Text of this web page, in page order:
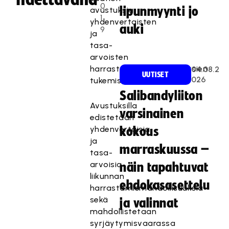
0
1
9
avustuksia
yhdenvertaisten
ja
tasa-
arvoisten
harrastamismahdollisuuksien
tukemiseen.
Avustuksilla
edistetään
yhdenvertaisia
ja
tasa-
arvoisia
liikunnan
harrastamismahdollisuuksia
sekä
mahdollistetaan
syrjäytymisvaarassa
lipunmyynti jo
auki
UUTISET
04.08.2
026
Salibandyliiton
varsinainen
kokous
marraskuussa –
näin tapahtuvat
ehdokasasettelu
ja valinnat